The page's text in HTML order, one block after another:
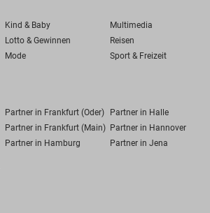
Kind & Baby
Multimedia
Lotto & Gewinnen
Reisen
Mode Sport & Freizeit
Partner in Frankfurt (Oder) Partner in Halle
Partner in Frankfurt (Main) Partner in Hannover
Partner in Hamburg Partner in Jena